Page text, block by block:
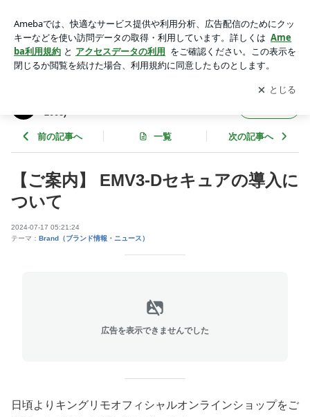
モのブログ (since2008)
アプリをダウンロードして ブログの更新通知
を受け取りまし
ょう。
開く
2008)
前の記事へ 一覧 次の記事へ
【ご案内】 EMV3-Dセキュアの導入に
ついて
2024-07-17 05:21:24
テーマ： Brand（ブランド情報・ニュース）
広告を表示できませんでした
日頃よりキングリモオフィシャルオンラインショップをご